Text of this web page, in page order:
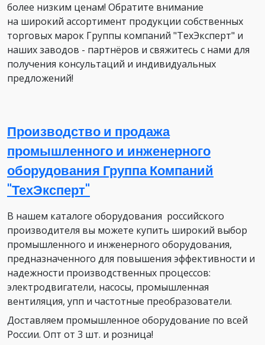
более низким ценам! Обратите внимание
на широкий ассортимент продукции собственных
торговых марок Группы компаний "ТехЭксперт" и
наших заводов - партнёров и свяжитесь с нами для
получения консультаций и индивидуальных
предложений!
Производство и продажа
промышленного и инженерного
оборудования Группа Компаний
"ТехЭксперт"
В нашем каталоге оборудования российского
производителя вы можете купить широкий выбор
промышленного и инженерного оборудования,
предназначенного для повышения эффективности и
надежности производственных процессов:
электродвигатели, насосы, промышленная
вентиляция, упп и частотные преобразователи.
Доставляем промышленное оборудование по всей
России. Опт от 3 шт. и розница!